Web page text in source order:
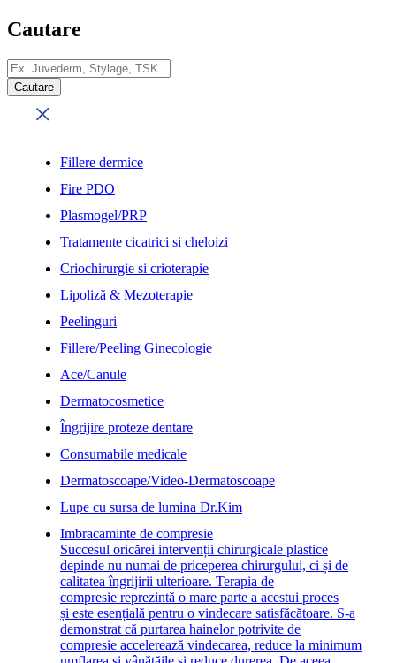
Cautare
Fillere dermice
Fire PDO
Plasmogel/PRP
Tratamente cicatrici si cheloizi
Criochirurgie si crioterapie
Lipoliză & Mezoterapie
Peelinguri
Fillere/Peeling Ginecologie
Ace/Canule
Dermatocosmetice
Îngrijire proteze dentare
Consumabile medicale
Dermatoscoape/Video-Dermatoscoape
Lupe cu sursa de lumina Dr.Kim
Imbracaminte de compresie
Succesul oricărei intervenții chirurgicale plastice
depinde nu numai de priceperea chirurgului, ci și de
calitatea îngrijirii ulterioare. Terapia de
compresie reprezintă o mare parte a acestui proces
și este esențială pentru o vindecare satisfăcătoare. S-a
demonstrat că purtarea hainelor potrivite de
compresie accelerează vindecarea, reduce la minimum